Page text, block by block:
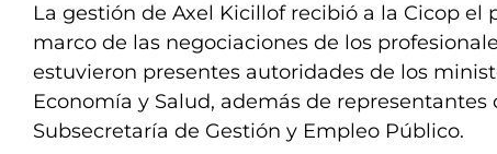
La gestión de Axel Kicillof recibió a la Cicop el
marco de las negociaciones de los
estuvieron presentes autoridades de los
Economía y Salud, además de representantes
Subsecretaría de Gestión y Empleo Público.